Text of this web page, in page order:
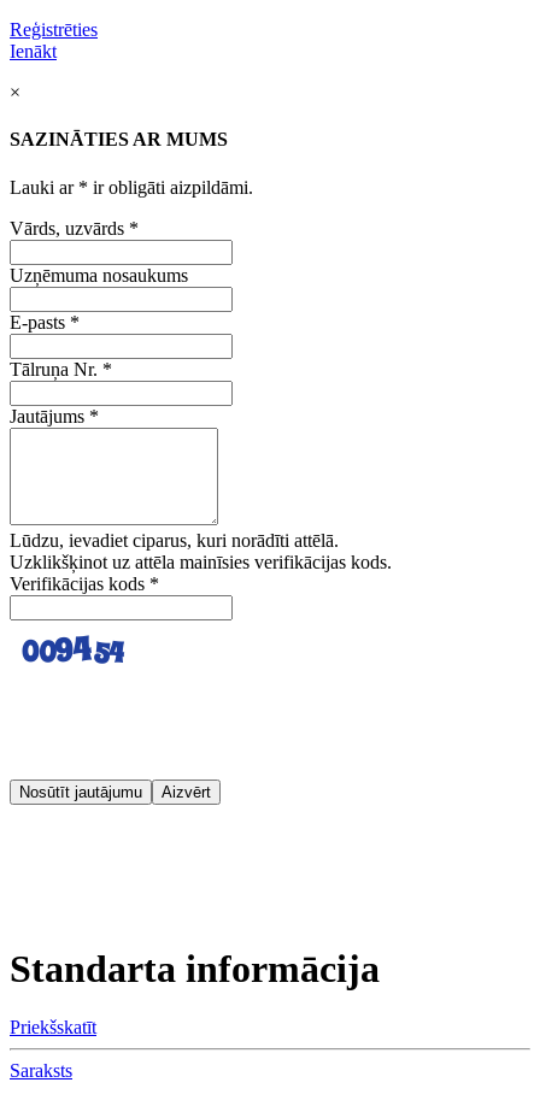
Reģistrēties
Ienākt
×
SAZINĀTIES AR MUMS
Lauki ar * ir obligāti aizpildāmi.
Vārds, uzvārds *
Uzņēmuma nosaukums
E-pasts *
Tālruņa Nr. *
Jautājums *
Lūdzu, ievadiet ciparus, kuri norādīti attēlā.
Uzklikšķinot uz attēla mainīsies verifikācijas kods.
Verifikācijas kods *
Nosūtīt jautājumu Aizvērt
Standarta informācija
Priekšskatīt
Saraksts